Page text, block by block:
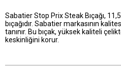
Sabatier Stop Prix Steak Bıçağı,
bıçağıdır. Sabatier markasının
tanınır. Bu bıçak, yüksek kaliteli
keskinliğini korur.